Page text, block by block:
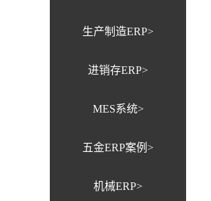
生产制造ERP>
进销存ERP>
MES系统>
五金ERP案例>
机械ERP>